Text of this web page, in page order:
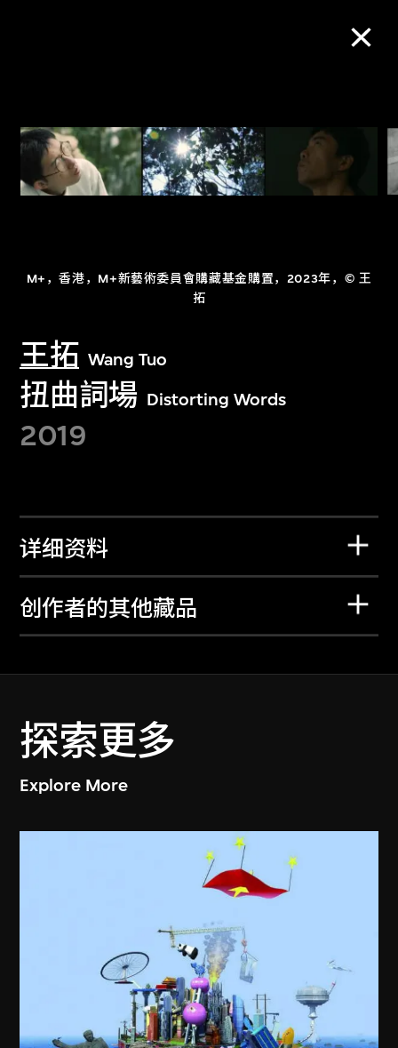
M+，香港，M+新藝術委員會購藏基金購置，2023年，© 王
拓
王拓 Wang Tuo
扭曲詞場 Distorting Words
2019
详细资料
创作者的其他藏品
探索更多
Explore More
进一步筛选 搜索
关于M+藏品
文化藏品。